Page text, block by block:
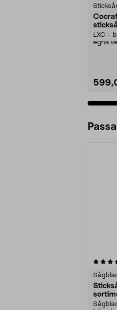
LXC –
egna